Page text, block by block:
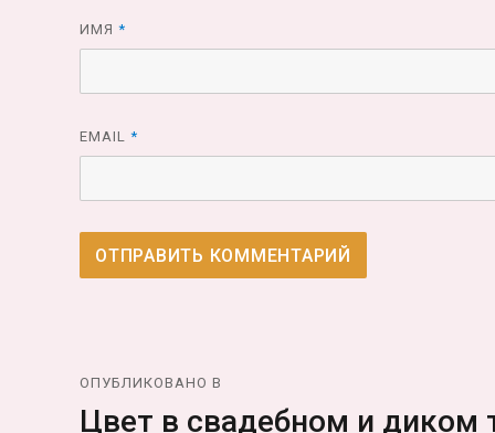
ИМЯ *
EMAIL *
по
ОПУБЛИКОВАНО В
Цвет в свадебном и диком